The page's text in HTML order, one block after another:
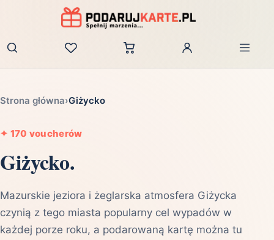
Zaloguj
Strona główna›Giżycko
✦ 170 voucherów
Giżycko.
Mazurskie jeziora i żeglarska atmosfera Giżycka
czynią z tego miasta popularny cel wypadów w
każdej porze roku, a podarowaną kartę można tu